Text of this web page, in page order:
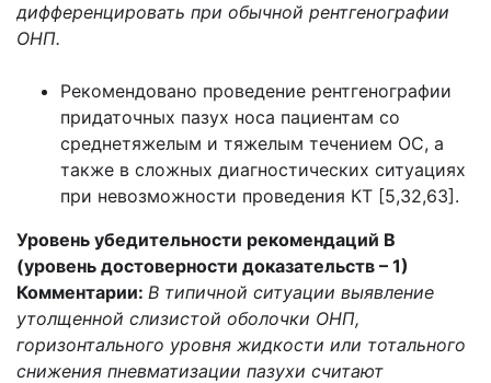
дифференцировать при обычной рентгенографии
ОНП.
Рекомендовано проведение рентгенографии
придаточных пазух носа пациентам со
среднетяжелым и тяжелым течением ОС, а
также в сложных диагностических ситуациях
при невозможности проведения КТ [5,32,63].
Уровень убедительности рекомендаций В
(уровень достоверности доказательств – 1)
Комментарии: В типичной ситуации выявление
утолщенной слизистой оболочки ОНП,
горизонтального уровня жидкости или тотального
снижения пневматизации пазухи считают